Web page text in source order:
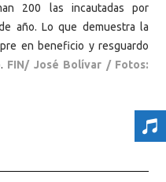
200 las incautadas por
año. Lo que demuestra la
en beneficio y resguardo
FIN/ José Bolívar / Fotos: